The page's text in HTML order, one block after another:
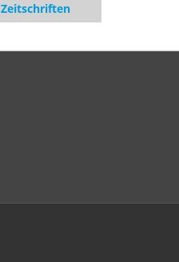
Zeitschriften